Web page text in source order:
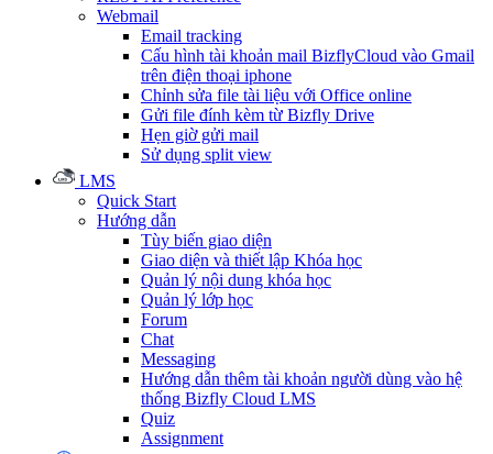
Webmail
Email tracking
Cấu hình tài khoản mail BizflyCloud vào Gmail
trên điện thoại iphone
Chỉnh sửa file tài liệu với Office online
Gửi file đính kèm từ Bizfly Drive
Hẹn giờ gửi mail
Sử dụng split view
LMS
Quick Start
Hướng dẫn
Tùy biến giao diện
Giao diện và thiết lập Khóa học
Quản lý nội dung khóa học
Quản lý lớp học
Forum
Chat
Messaging
Hướng dẫn thêm tài khoản người dùng vào hệ
thống Bizfly Cloud LMS
Quiz
Assignment